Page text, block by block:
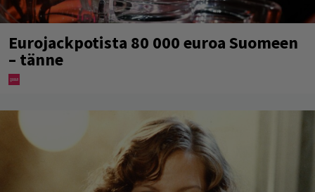
Eurojackpotista 80 000 euroa Suomeen
– tänne